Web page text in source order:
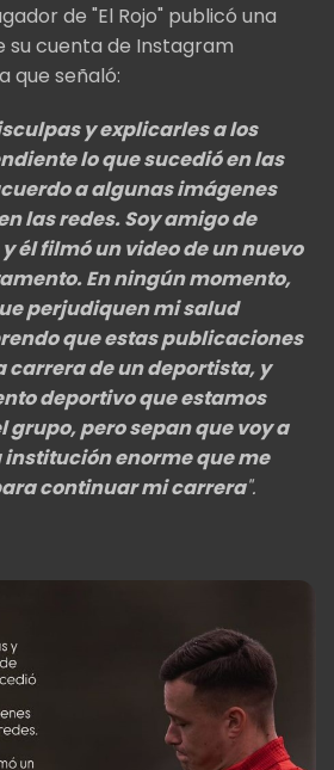
de "El Rojo" publicó una
su cuenta de Instagram
que señaló:
y explicarles a los
lo que sucedió en las
a algunas imágenes
las redes. Soy amigo de
él filmó un video de un nuevo
En ningún momento,
perjudiquen mi salud
que estas publicaciones
carrera de un deportista, y
deportivo que estamos
grupo, pero sepan que voy a
institución enorme que me
continuar mi carrera".